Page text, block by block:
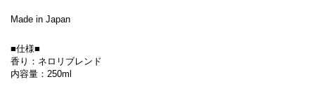
Made in Japan
■仕様■
香り：ネロリブレンド
内容量：250ml